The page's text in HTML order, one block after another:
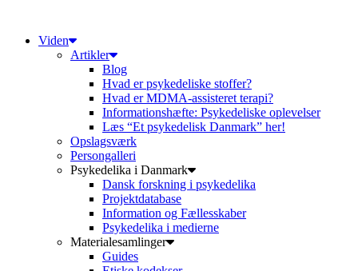
indholdViden
Artikler
Blog
Hvad er psykedeliske stoffer?
Hvad er MDMA-assisteret terapi?
Informationshæfte: Psykedeliske oplevelser
Læs “Et psykedelisk Danmark” her!
Opslagsværk
Persongalleri
Psykedelika i Danmark
Dansk forskning i psykedelika
Projektdatabase
Information og Fællesskaber
Psykedelika i medierne
Materialesamlinger
Guides